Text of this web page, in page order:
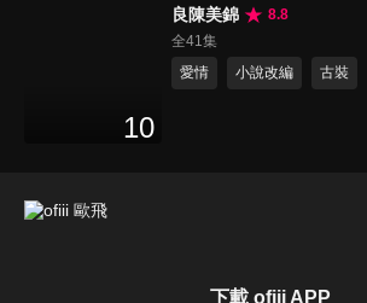
10
良陳美錦
8.8
全41集
愛情
小說改編 古裝
下載 ofiii APP